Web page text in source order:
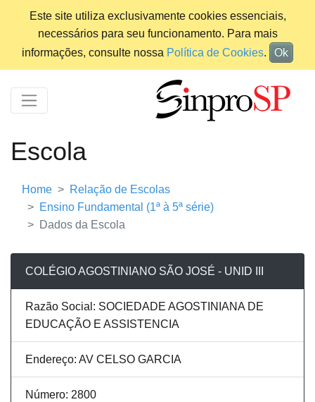
Este site utiliza exclusivamente cookies essenciais,
necessários para seu funcionamento. Para mais
informações, consulte nossa Política de Cookies. Ok
Escola
Home
Relação de Escolas
Ensino Fundamental (1ª à 5ª série)
Dados da Escola
COLÉGIO AGOSTINIANO SÃO JOSÉ - UNID III
Razão Social: SOCIEDADE AGOSTINIANA DE
EDUCAÇÃO E ASSISTENCIA
Endereço: AV CELSO GARCIA
Número: 2800